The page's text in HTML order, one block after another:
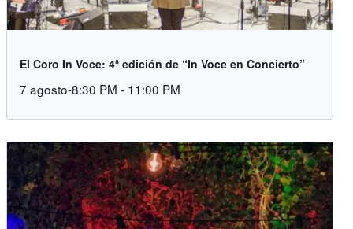
El Coro In Voce: 4ª edición de “In Voce en Concierto”
7 agosto-8:30 PM - 11:00 PM